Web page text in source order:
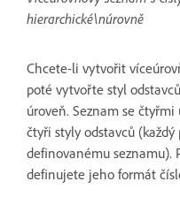
hierarchické\núrovně
Chcete-li vytvořit
poté vytvořte styl
úroveň. Seznam se
čtyři styly odstavců
definovanému seznamu).
definujete jeho formát